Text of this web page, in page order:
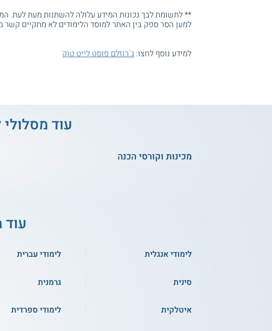
** לתשומת לבך נכונות המידע עלולה להשתנות מעת לעת.
למען הסר ספק בין האתר למוסד הלימודים לא מתקיים קשר
למידע נוסף לחצו: ג`רוזלם פוסט לייט טוק
עוד
מכינות וקורסי הכנה
לימודי אנגלית לימודי עברית
סינית גרמנית
איטלקית לימודי ספרדית